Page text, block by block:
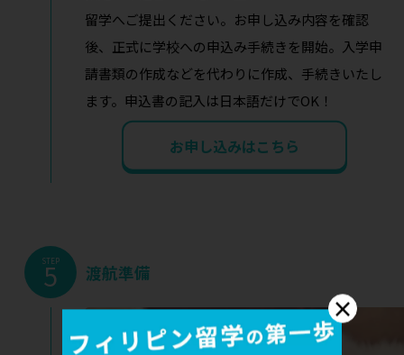
留学へご提出ください。お申し込み内容を確認
後、正式に学校への申込み手続きを開始。入学申
請書類の作成などを代わりに作成、手続きいたし
ます。申込書の記入は日本語だけでOK！
お申し込みはこちら
STEP
5 渡航準備
×